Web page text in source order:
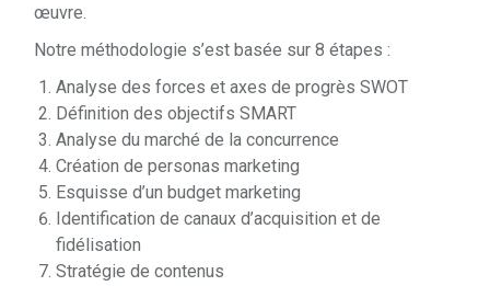
œuvre.
Notre méthodologie s’est basée sur 8 étapes :
Analyse des forces et axes de progrès SWOT
Définition des objectifs SMART
Analyse du marché de la concurrence
Création de personas marketing
Esquisse d’un budget marketing
Identification de canaux d’acquisition et de
fidélisation
Stratégie de contenus